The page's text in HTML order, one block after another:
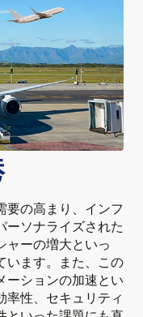
要の高まり、インフ
ーソナライズされた
ャーの増大といっ
います。また、この
ーションの加速とい
率性、セキュリティ